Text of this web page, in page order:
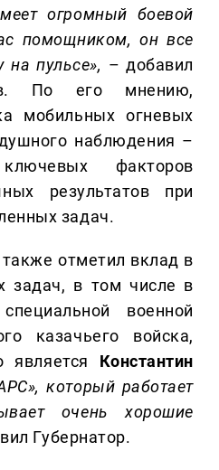
огромный боевой
помощником, он все
на пульсе», – добавил
По его мнению,
мобильных огневых
наблюдения –
факторов
результатов при
задач.
также отметил вклад в
задач, в том числе в
военной
казачьего войска,
является Константин
который работает
очень хорошие
Губернатор.